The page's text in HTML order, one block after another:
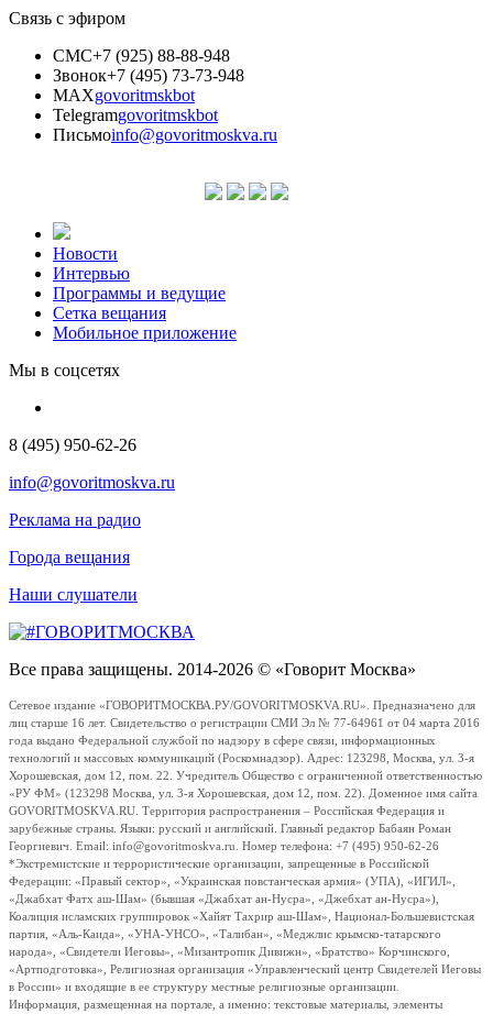
Связь с эфиром
СМС+7 (925) 88-88-948
Звонок+7 (495) 73-73-948
MAXgovoritmskbot
Telegramgovoritmskbot
Письмоinfo@govoritmoskva.ru
Новости
Интервью
Программы и ведущие
Сетка вещания
Мобильное приложение
Мы в соцсетях
8 (495) 950-62-26
info@govoritmoskva.ru
Реклама на радио
Города вещания
Наши слушатели
Все права защищены. 2014-2026 © «Говорит Москва»
Сетевое издание «ГОВОРИТМОСКВА.РУ/GOVORITMOSKVA.RU». Предназначено для
лиц старше 16 лет. Свидетельство о регистрации СМИ Эл № 77-64961 от 04 марта 2016
года выдано Федеральной службой по надзору в сфере связи, информационных
технологий и массовых коммуникаций (Роскомнадзор). Адрес: 123298, Москва, ул. 3-я
Хорошевская, дом 12, пом. 22. Учредитель Общество с ограниченной ответственностью
«РУ ФМ» (123298 Москва, ул. 3-я Хорошевская, дом 12, пом. 22). Доменное имя сайта
GOVORITMOSKVA.RU. Территория распространения – Российская Федерация и
зарубежные страны. Языки: русский и английский. Главный редактор Бабаян Роман
Георгиевич. Email: info@govoritmoskva.ru. Номер телефона: +7 (495) 950-62-26
*Экстремистские и террористические организации, запрещенные в Российской
Федерации: «Правый сектор», «Украинская повстанческая армия» (УПА), «ИГИЛ»,
«Джабхат Фатх аш-Шам» (бывшая «Джабхат ан-Нусра», «Джебхат ан-Нусра»),
Коалиция исламских группировок «Хайят Тахрир аш-Шам», Национал-Большевистская
партия, «Аль-Каида», «УНА-УНСО», «Талибан», «Меджлис крымско-татарского
народа», «Свидетели Иеговы», «Мизантропик Дивижн», «Братство» Корчинского,
«Артподготовка», Религиозная организация «Управленческий центр Свидетелей Иеговы
в России» и входящие в ее структуру местные религиозные организации.
Информация, размещенная на портале, а именно: текстовые материалы, элементы